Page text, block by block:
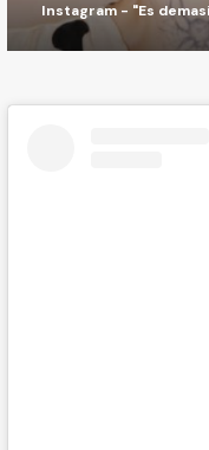
Instagram - "Es